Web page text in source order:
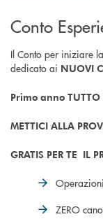
Conto
Il Conto per iniziare
dedicato ai NUOVI
Primo anno TUTTO
METTICI ALLA
GRATIS PER TE IL
ZERO